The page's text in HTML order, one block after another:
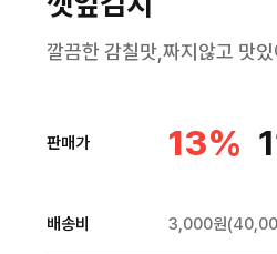
깔끔한 감칠맛,짜지않고 맛
판매가 13%
배송비 3,000원